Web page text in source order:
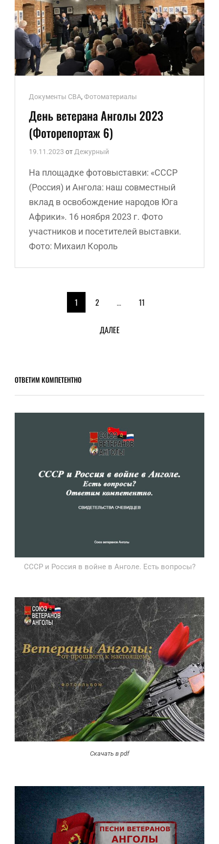
Ссылки
рубрик
Документы СВА, Фотоматериалы
День ветерана Анголы 2023
(Фоторепортаж 6)
19.11.2023 отДежурный
На площадке фотовыставки: «СССР
(Россия) и Ангола: наш совместный
вклад в освобождение народов Юга
Африки». 16 ноября 2023 г. Фото
участников и посетителей выставки.
Фото: Михаил Король
class="meta-
reader-
text">Страница
</span>
1 2 … 11
ДАЛЕЕ
ОТВЕТИМ КОМПЕТЕНТНО
СССР и Россия в войне в Анголе. Есть вопросы?
Скачать в pdf